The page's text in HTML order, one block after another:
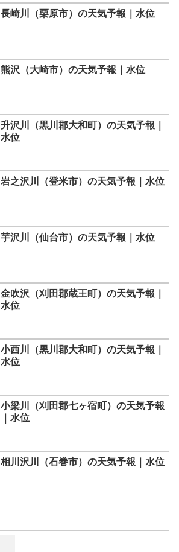
長崎川（栗原市）の天気予報｜水位
熊沢（大崎市）の天気予報｜水位
升沢川（黒川郡大和町）の天気予報｜
水位
岩之沢川（登米市）の天気予報｜水位
芋沢川（仙台市）の天気予報｜水位
金吹沢（刈田郡蔵王町）の天気予報｜
水位
小西川（黒川郡大和町）の天気予報｜
水位
小梁川（刈田郡七ヶ宿町）の天気予報
｜水位
相川沢川（石巻市）の天気予報｜水位